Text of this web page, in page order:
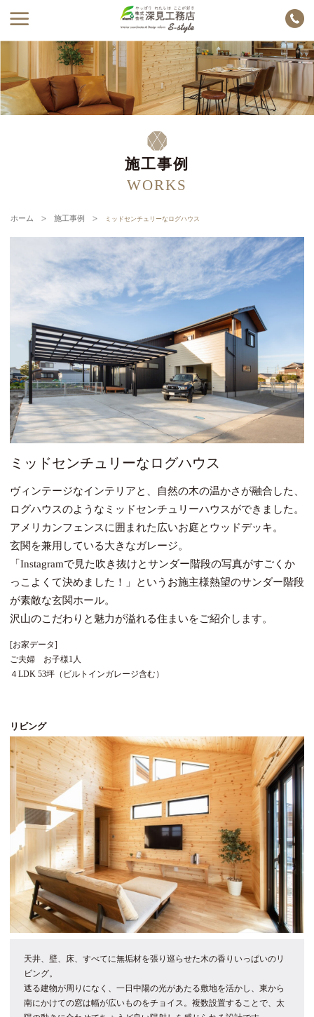
施工事例
WORKS
ホーム 施工事例 ミッドセンチュリーなログハウス
ミッドセンチュリーなログハウス
ヴィンテージなインテリアと、自然の木の温かさが融合した、
ログハウスのようなミッドセンチュリーハウスができました。
アメリカンフェンスに囲まれた広いお庭とウッドデッキ。
玄関を兼用している大きなガレージ。
「Instagramで見た吹き抜けとサンダー階段の写真がすごくか
っこよくて決めました！」というお施主様熱望のサンダー階段
が素敵な玄関ホール。
沢山のこだわりと魅力が溢れる住まいをご紹介します。
[お家データ]
ご夫婦 お子様1人
４LDK 53坪（ビルトインガレージ含む）
リビング
天井、壁、床、すべてに無垢材を張り巡らせた木の香りいっぱいのリ
ビング。
遮る建物が周りになく、一日中陽の光があたる敷地を活かし、東から
南にかけての窓は幅が広いものをチョイス。複数設置することで、太